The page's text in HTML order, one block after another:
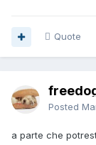
Quote
Posted
a parte che